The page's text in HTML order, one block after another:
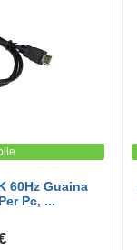
60Hz Guaina
Pc, ...